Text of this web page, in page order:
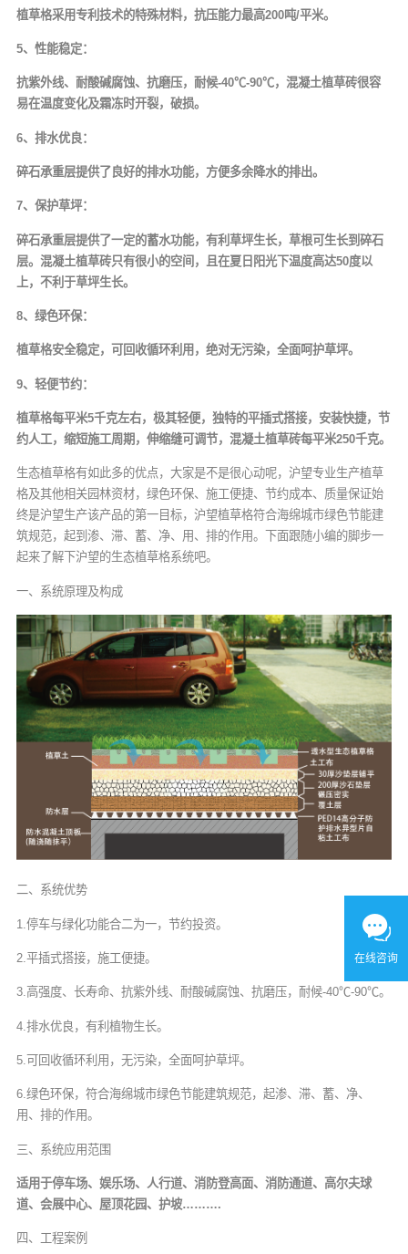
植草格采用专利技术的特殊材料，抗压能力最高200吨/平米。
5、性能稳定：
抗紫外线、耐酸碱腐蚀、抗磨压，耐候-40℃-90℃，混凝土植草砖很容
易在温度变化及霜冻时开裂，破损。
6、排水优良：
碎石承重层提供了良好的排水功能，方便多余降水的排出。
7、保护草坪：
碎石承重层提供了一定的蓄水功能，有利草坪生长，草根可生长到碎石
层。混凝土植草砖只有很小的空间，且在夏日阳光下温度高达50度以
上，不利于草坪生长。
8、绿色环保：
植草格安全稳定，可回收循环利用，绝对无污染，全面呵护草坪。
9、轻便节约：
植草格每平米5千克左右，极其轻便，独特的平插式搭接，安装快捷，节
约人工，缩短施工周期，伸缩缝可调节，混凝土植草砖每平米250千克。
生态植草格有如此多的优点，大家是不是很心动呢，沪望专业生产植草
格及其他相关园林资材，绿色环保、施工便捷、节约成本、质量保证始
终是沪望生产该产品的第一目标，沪望植草格符合海绵城市绿色节能建
筑规范，起到渗、滞、蓄、净、用、排的作用。下面跟随小编的脚步一
起来了解下沪望的生态植草格系统吧。
一、系统原理及构成
二、系统优势
1.停车与绿化功能合二为一，节约投资。
2.平插式搭接，施工便捷。
3.高强度、长寿命、抗紫外线、耐酸碱腐蚀、抗磨压，耐候-40℃-90℃。
4.排水优良，有利植物生长。
5.可回收循环利用，无污染，全面呵护草坪。
6.绿色环保，符合海绵城市绿色节能建筑规范，起渗、滞、蓄、净、
用、排的作用。
三、系统应用范围
适用于停车场、娱乐场、人行道、消防登高面、消防通道、高尔夫球
道、会展中心、屋顶花园、护坡……….
四、工程案例
在线咨询